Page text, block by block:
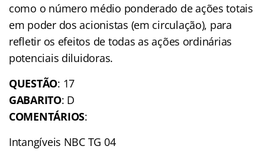
como o número médio ponderado de ações totais
em poder dos acionistas (em circulação), para
refletir os efeitos de todas as ações ordinárias
potenciais diluidoras.
QUESTÃO: 17
GABARITO: D
COMENTÁRIOS:
Intangíveis NBC TG 04